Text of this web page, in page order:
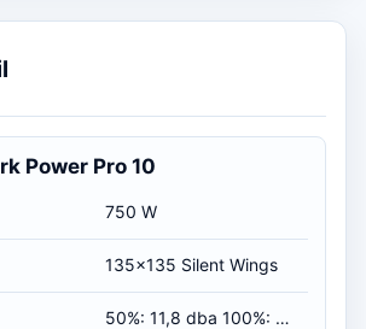
Power Pro 10
750 W
135x135 Silent Wings
50%: 11,8 dba 100%: 22,6 dba